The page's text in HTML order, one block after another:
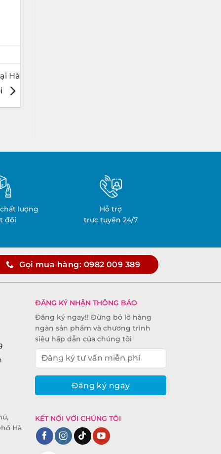
Hà
lượng
đối
Hỗ trợ
trực tuyến 24/7
Gọi mua hàng: 0982 009 389
Hà
ĐĂNG KÝ NHẬN THÔNG BÁO
Đăng ký ngay!! Đừng bỏ lỡ hàng
ngàn sản phẩm và chương trình
siêu hấp dẫn của chúng tôi
KẾT NỐI VỚI CHÚNG TÔI